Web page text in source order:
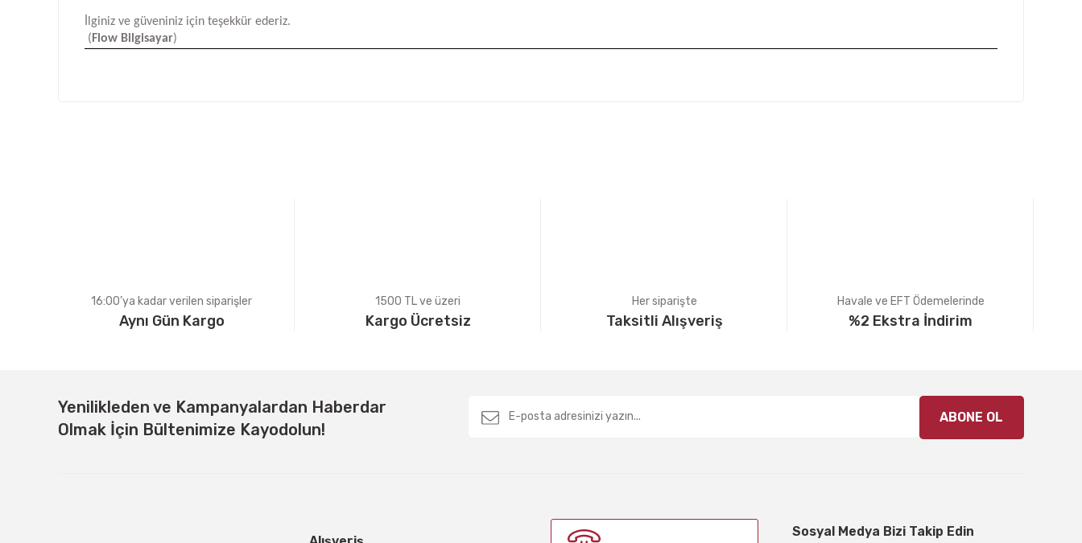
İlginiz ve güveniniz için teşekkür ederiz.
( Flow Bilgisayar)
16:00’ya kadar verilen siparişler
Aynı Gün Kargo
1500 TL ve üzeri
Kargo Ücretsiz
Her siparişte
Taksitli Alışveriş
Havale ve EFT Ödemelerinde
%2 Ekstra İndirim
Yenilikleden ve Kampanyalardan Haberdar
Olmak İçin Bültenimize Kayodolun!
ABONE OL
Sosyal Medya Bizi Takip Edin